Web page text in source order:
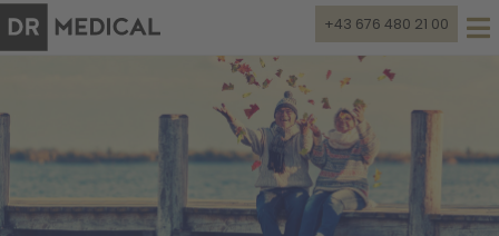
+43 676 480 21 00